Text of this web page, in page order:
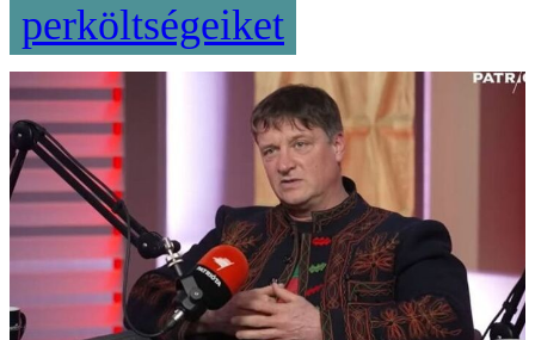
perköltségeiket